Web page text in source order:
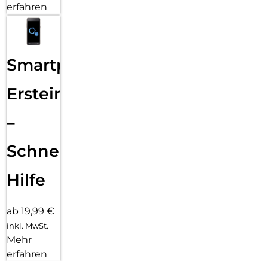
erfahren
Smartphone
Ersteinrichtung
–
Schnelle
Hilfe
ab 19,99 €
inkl. MwSt.
Mehr
erfahren